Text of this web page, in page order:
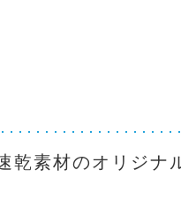
乾素材のオリジナ